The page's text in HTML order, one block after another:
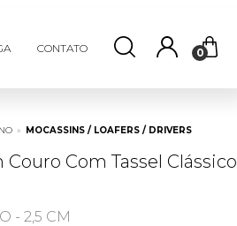
0
CONTATO
» MOCASSINS / LOAFERS / DRIVERS
Couro Com Tassel Clássico
- 2,5 CM